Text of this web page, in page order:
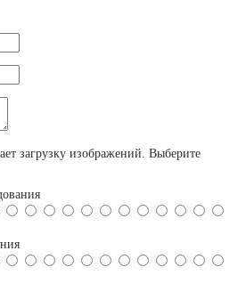
загрузку изображений. Выберите